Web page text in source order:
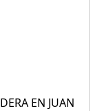
EN JUAN